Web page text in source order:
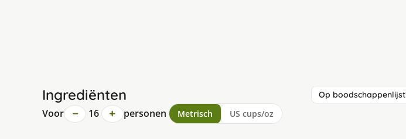
Ingrediënten Op boodschappenlijst
Voor − 16 + personen Metrisch US cups/oz